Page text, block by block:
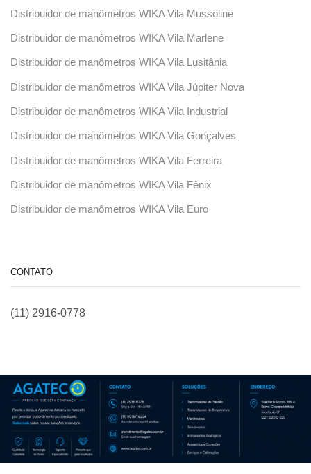
Distribuidor de manômetros WIKA Vila Mussoline
Distribuidor de manômetros WIKA Vila Marlene
Distribuidor de manômetros WIKA Vila Lusitânia
Distribuidor de manômetros WIKA Vila Júpiter Nova
Distribuidor de manômetros WIKA Vila Industrial
Distribuidor de manômetros WIKA Vila Gonçalves
Distribuidor de manômetros WIKA Vila Ferreira
Distribuidor de manômetros WIKA Vila Fênix
Distribuidor de manômetros WIKA Vila Euro
CONTATO
(11) 2916-0778